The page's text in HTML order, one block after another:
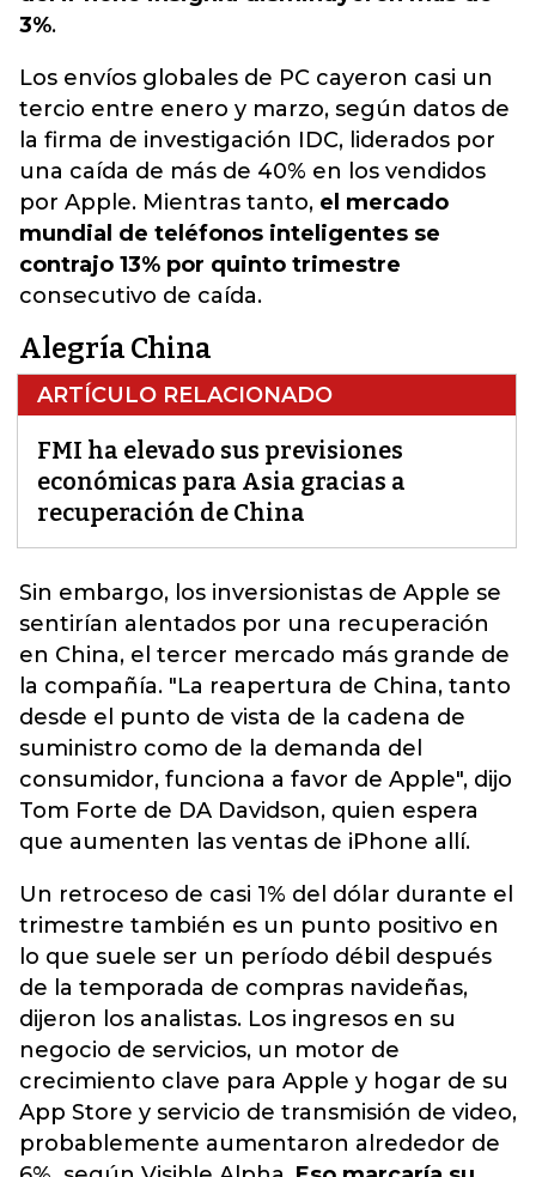
3%.
Los envíos globales de PC cayeron casi un
tercio entre enero y marzo, según datos de
la firma de investigación IDC, liderados por
una caída de más de 40% en los vendidos
por Apple. Mientras tanto, el mercado
mundial de teléfonos inteligentes se
contrajo 13% por quinto trimestre
consecutivo de caída.
Alegría China
ARTÍCULO RELACIONADO
FMI ha elevado sus previsiones
económicas para Asia gracias a
recuperación de China
Sin embargo, los inversionistas de Apple se
sentirían alentados por una recuperación
en China, el tercer mercado más grande de
la compañía. "La reapertura de China, tanto
desde el punto de vista de la cadena de
suministro como de la demanda del
consumidor, funciona a favor de Apple", dijo
Tom Forte de DA Davidson, quien espera
que aumenten las ventas de iPhone allí.
Un retroceso de casi 1% del dólar durante el
trimestre también es un punto positivo en
lo que suele ser un período débil después
de la temporada de compras navideñas,
dijeron los analistas. Los ingresos en su
negocio de servicios, un motor de
crecimiento clave para Apple y hogar de su
App Store y servicio de transmisión de video,
probablemente aumentaron alrededor de